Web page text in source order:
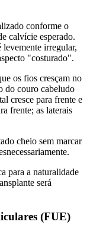
conforme o
calvície esperado.
irregular,
"costurado".
os fios cresçam no
do couro cabeludo
cresce para frente e
frente; as laterais
cheio sem marcar
para a naturalidade
será
(FUE)